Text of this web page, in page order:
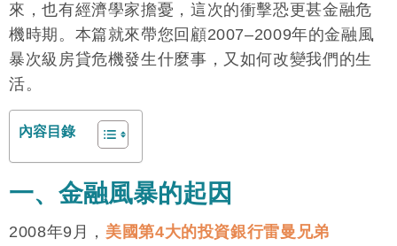
來，也有經濟學家擔憂，這次的衝擊恐更甚金融危
機時期。本篇就來帶您回顧2007–2009年的金融風
暴次級房貸危機發生什麼事，又如何改變我們的生
活。
內容目錄
一、金融風暴的起因
2008年9月， 美國第4大的投資銀行雷曼兄弟